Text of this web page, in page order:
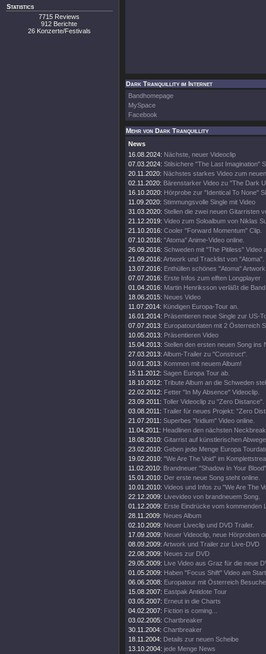
Statistics
7715 Reviews
912 Berichte
26 Konzerte/Festivals
Dark Tranquillity im Internet
Bandhomepage
MySpace
Facebook
Mehr von Dark Tranquillity
News
16.08.2024: Nächste, neuer Videoclip
07.03.2024: Stilsichere "The Last Imagination"
20.11.2020: Nächstes starkes Video zum
02.11.2020: Bärenstarker Video zu "The Dark
16.10.2020: Hörprobe zur "Identical To None"
11.09.2020: Stimmungsvolle Single mit Video
31.03.2020: Stellen die zwei neuen Gitarristen
21.12.2019: Video zum Soloalbum von Niklas
21.10.2016: Cooler "Forward Momentum" Clip.
07.10.2016: "Atoma" Anime-Video online.
26.09.2016: Schweden mit "The Pitiless" Video
21.09.2016: Artwork und Tracklist von "Atoma".
13.07.2016: Enthüllen schönes "Atoma"
07.07.2016: Erste Infos zum elften Longplayer
01.04.2016: Martin Henriksson verläßt die
18.06.2015: Neues Video
11.07.2014: Kündigen Europa-Tour an.
16.01.2014: Präsentieren neue Single zur US-
07.07.2013: Europatourdaten mit 2 Österreich
10.05.2013: Präsentieren Video
15.04.2013: Stellen den ersten neuen Song ins
27.03.2013: Album-Trailer zu "Construct".
10.01.2013: Kommen mit neuem Album!
15.11.2012: Sagen Europa Tour ab.
18.10.2012: Tribute Album an die Schweden
22.02.2012: Fetter "In My Absence" Videoclip.
23.09.2011: Toller Videoclip zu "Zero Distance".
03.08.2011: Trailer für neues Projekt: "Zero
21.07.2011: Superbes "Iridium" Video online.
11.04.2011: Headlinen den nächsten
18.08.2010: Gitarrist auf künstlerischen
23.02.2010: Geben jede Menge Europa
19.02.2010: "We Are The Void" im
11.02.2010: Brandneuer "Shadow In Your
15.01.2010: Der erste neue Song steht online.
10.01.2010: Videos und Infos zu "We Are The
22.12.2009: Livevideo von brandneuem Song.
01.12.2009: Erste Eindrücke vom kommenden
28.11.2009: Neues Album
02.10.2009: Neuer Liveclip und DVD Trailer.
17.09.2009: Neuer Videoclip, neue Hörproben
08.09.2009: Artwork und Trailer zur Live-DVD
22.08.2009: Neues zur DVD
29.05.2009: Live Video aus Graz für die neue
01.05.2009: Haben "Focus Shift" Video am
06.06.2008: Europatour mit Österreich
15.08.2007: Eastpak Antidote Tour
03.05.2007: Erneut in die Charts
04.02.2007: Fiction is coming...
03.02.2005: Chartbreaker
30.11.2004: Chartbreaker
18.11.2004: Details zur neuen Scheibe
13.10.2004: jede Menge News